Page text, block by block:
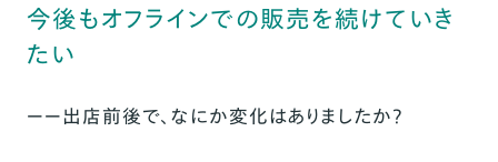
今後もオフラインでの販売を続けていき
たい
ーー出店前後で、なにか変化はありましたか？